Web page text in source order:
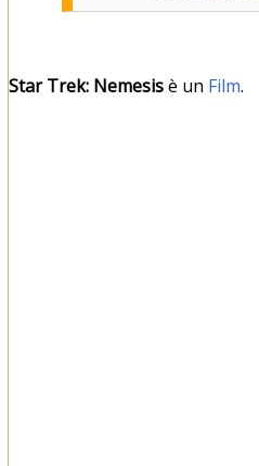
Star Trek: Nemesisè un Film.